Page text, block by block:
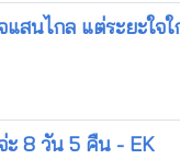
สนไกล แต่ระยะใจ
ะ 8 วัน 5 คืน - EK